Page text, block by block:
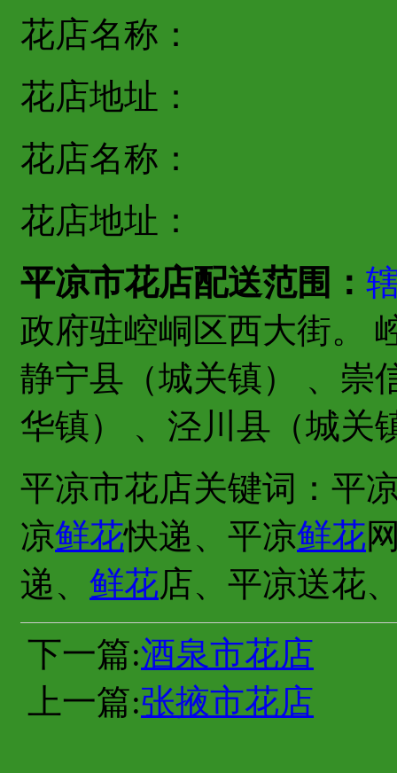
花店名称：
花店地址：
花店名称：
花店地址：
平凉市花店配送范围：
政府驻崆峒区西大街。
静宁县（城关镇） 、崇
华镇） 、泾川县（城关
平凉市花店关键词：平
凉鲜花快递、平凉鲜花
递、 鲜花店、平凉送花
下一篇:酒泉市花店
上一篇:张掖市花店